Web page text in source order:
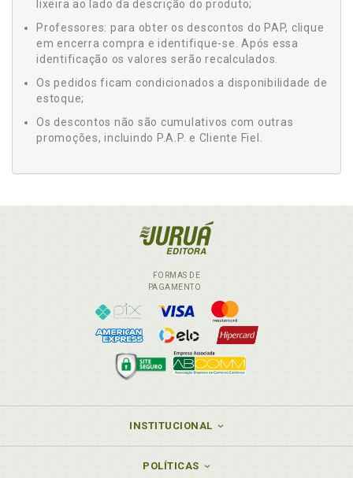
lixeira ao lado da descrição do produto;
Professores: para obter os descontos do PAP, clique
em encerra compra e identifique-se. Após essa
identificação os valores serão recalculados.
Os pedidos ficam condicionados a disponibilidade de
estoque;
Os descontos não são cumulativos com outras
promoções, incluindo P.A.P. e Cliente Fiel.
FORMAS DE
PAGAMENTO
INSTITUCIONAL
POLÍTICAS